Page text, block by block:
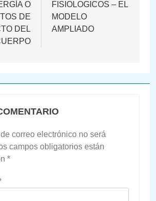
O
DE
DEL
FISIOLOGICOS – EL
MODELO
AMPLIADO
correo electrónico no será
campos obligatorios están
*